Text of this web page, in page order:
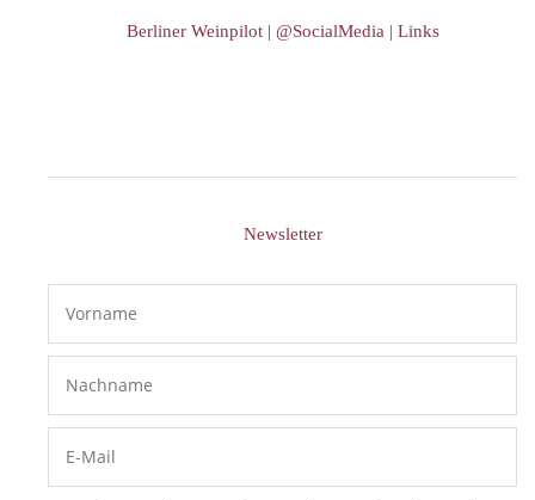
Berliner Weinpilot | @SocialMedia | Links
Newsletter